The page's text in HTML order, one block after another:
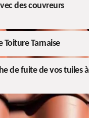
des couvreurs
Toiture Tarnaise
de fuite de vos tuiles à